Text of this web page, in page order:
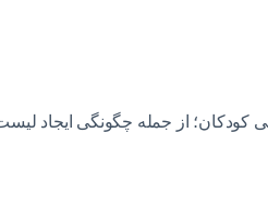
از جمله چگونگی ایجاد لیست